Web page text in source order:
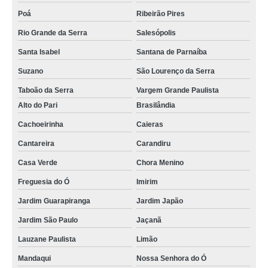
Poá Ribeirão Pires
Rio Grande da Serra Salesópolis
Santa Isabel Santana de Parnaíba
Suzano São Lourenço da Serra
Taboão da Serra
Vargem Grande Paulista
Alto do Pari
Brasilândia
Cachoeirinha Caieras
Cantareira Carandiru
Casa Verde Chora Menino
Freguesia do Ó Imirim
Jardim Guarapiranga Jardim Japão
Jardim São Paulo Jaçanã
Lauzane Paulista Limão
Mandaqui Nossa Senhora do Ó